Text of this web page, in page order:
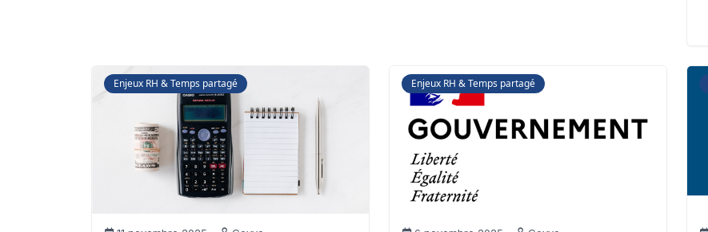
Enjeux RH & Temps partagé Enjeux RH & Temps partagé